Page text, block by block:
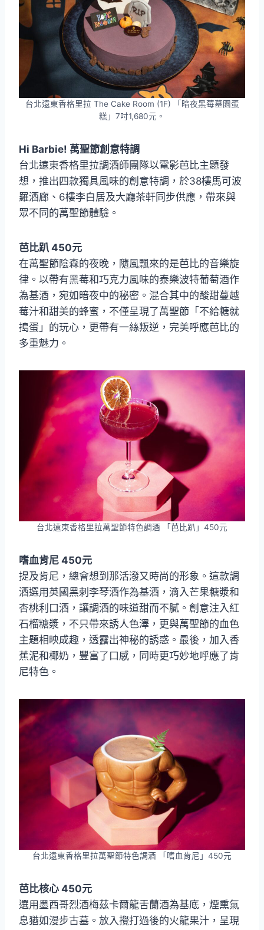
台北遠東香格里拉 The Cake Room (1F) 「暗夜黑莓墓園蛋
糕」7吋1,680元。
Hi Barbie! 萬聖節創意特調
台北遠東香格里拉調酒師團隊以電影芭比主題發
想，推出四款獨具風味的創意特調，於38樓馬可波
羅酒廊、6樓李白居及大廳茶軒同步供應，帶來與
眾不同的萬聖節體驗。
芭比趴 450元
在萬聖節陰森的夜晚，隨風飄來的是芭比的音樂旋
律。以帶有黑莓和巧克力風味的泰樂波特葡萄酒作
為基酒，宛如暗夜中的秘密。混合其中的酸甜蔓越
莓汁和甜美的蜂蜜，不僅呈現了萬聖節「不給糖就
搗蛋」的玩心，更帶有一絲叛逆，完美呼應芭比的
多重魅力。
台北遠東香格里拉萬聖節特色調酒 「芭比趴」450元
嗜血肯尼 450元
提及肯尼，總會想到那活潑又時尚的形象。這款調
酒選用英國黑刺李琴酒作為基酒，滴入芒果糖漿和
杏桃利口酒，讓調酒的味道甜而不膩。創意注入紅
石榴糖漿，不只帶來誘人色澤，更與萬聖節的血色
主題相映成趣，透露出神秘的誘惑。最後，加入香
蕉泥和椰奶，豐富了口感，同時更巧妙地呼應了肯
尼特色。
台北遠東香格里拉萬聖節特色調酒 「嗜血肯尼」450元
芭比核心 450元
選用墨西哥烈酒梅茲卡爾龍舌蘭酒為基底，煙熏氣
息猶如漫步古墓。放入攪打過後的火龍果汁，呈現